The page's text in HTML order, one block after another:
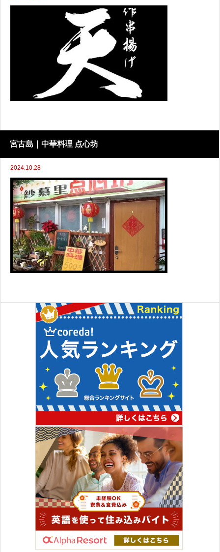
宮古島｜中華料理 点心坊
2024.10.28